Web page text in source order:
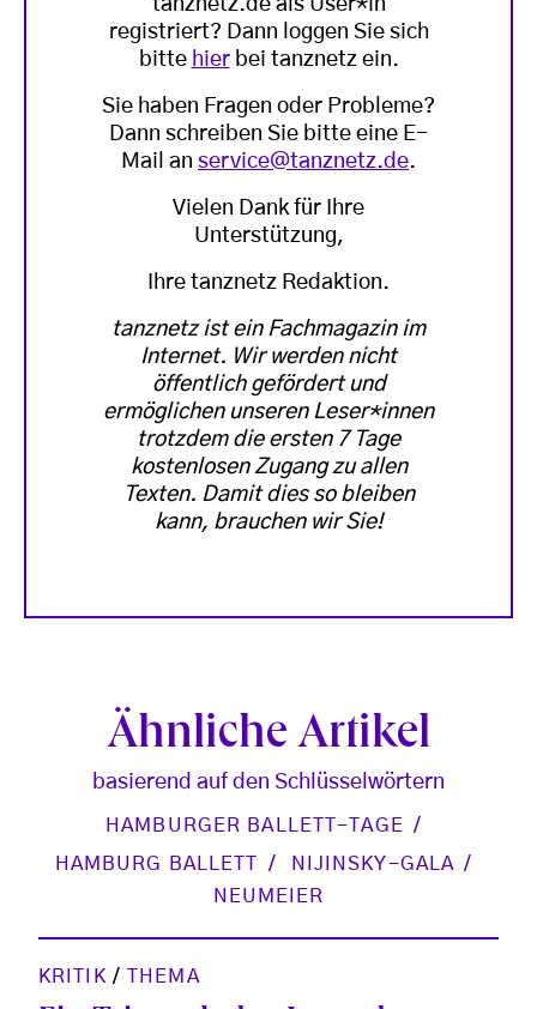
tanznetz.de als User*in
registriert? Dann loggen Sie sich
bitte hierbei tanznetz ein.
Sie haben Fragen oder Probleme?
Dann schreiben Sie bitte eine E-
Mail an service@tanznetz.de.
Vielen Dank für Ihre
Unterstützung,
Ihre tanznetz Redaktion.
tanznetz ist ein Fachmagazin im
Internet. Wir werden nicht
öffentlich gefördert und
ermöglichen unseren Leser*innen
trotzdem die ersten 7 Tage
kostenlosen Zugang zu allen
Texten. Damit dies so bleiben
kann, brauchen wir Sie!
Ähnliche Artikel
basierend auf den Schlüsselwörtern
HAMBURGER BALLETT-TAGE
HAMBURG BALLETT
NIJINSKY-GALA
NEUMEIER
KRITIK / THEMA